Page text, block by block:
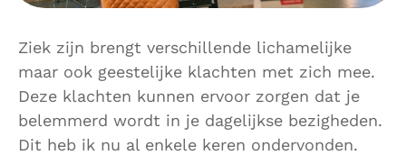
Ziek zijn brengt verschillende lichamelijke
maar ook geestelijke klachten met zich mee.
Deze klachten kunnen ervoor zorgen dat je
belemmerd wordt in je dagelijkse bezigheden.
Dit heb ik nu al enkele keren ondervonden.